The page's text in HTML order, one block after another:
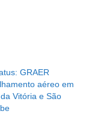
GRAER
aéreo em
Vitória e São